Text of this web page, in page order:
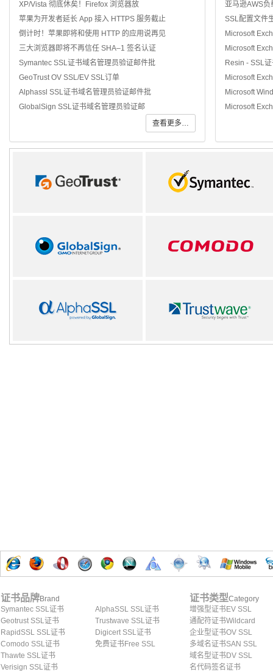
XP/Vista 彻底休矣！Firefox 浏览器放
苹果为开发者延长 App 接入 HTTPS 服务截止
倒计时！苹果即将和使用 HTTP 的应用说再见
三大浏览器即将不再信任 SHA–1 签名认证
Symantec SSL证书域名管理员验证邮件批
GeoTrust OV SSL/EV SSL订单
Alphassl SSL证书域名管理员验证邮件批
GlobalSign SSL证书域名管理员验证邮
查看更多…
亚马逊AWS
SSL配置文件
Microsoft
Microsoft
Resin - SSL
Microsoft
Microsoft
Microsoft
证书品牌Brand
Symantec SSL证书
Geotrust SSL证书
RapidSSL SSL证书
Comodo SSL证书
Thawte SSL证书
Verisign SSL证书
AlphaSSL SSL证书
Trustwave SSL证书
Digicert SSL证书
免费证书Free SSL
证书类型Category
增强型证书EV SSL
通配符证书Wildcard
企业型证书OV SSL
多域名证书SAN SSL
域名型证书DV SSL
名代码签名证书